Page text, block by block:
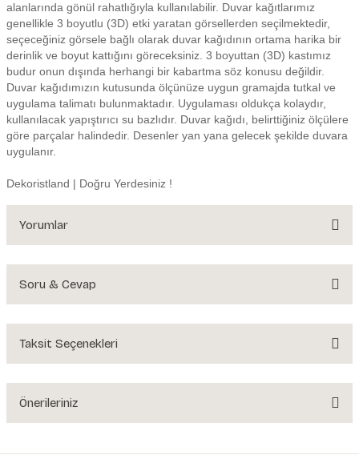
alanlarında gönül rahatlığıyla kullanılabilir. Duvar kağıtlarımız
genellikle 3 boyutlu (3D) etki yaratan görsellerden seçilmektedir,
seçeceğiniz görsele bağlı olarak duvar kağıdının ortama harika bir
derinlik ve boyut kattığını göreceksiniz. 3 boyuttan (3D) kastımız
budur onun dışında herhangi bir kabartma söz konusu değildir.
Duvar kağıdımızın kutusunda ölçünüze uygun gramajda tutkal ve
uygulama talimatı bulunmaktadır. Uygulaması oldukça kolaydır,
kullanılacak yapıştırıcı su bazlıdır. Duvar kağıdı, belirttiğiniz ölçülere
göre parçalar halindedir. Desenler yan yana gelecek şekilde duvara
uygulanır.
Dekoristland | Doğru Yerdesiniz !
Yorumlar
Soru & Cevap
Ürün hakkında henüz soru sorulmamış.
Taksit Seçenekleri
Önerileriniz
yetersiz gördüğünüz noktaları öneri formunu kullanarak tarafımıza